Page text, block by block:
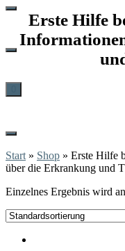
Erste Hilfe
Start » Shop » Erste Hilfe
über die Erkrankung und
Einzelnes Ergebnis wird